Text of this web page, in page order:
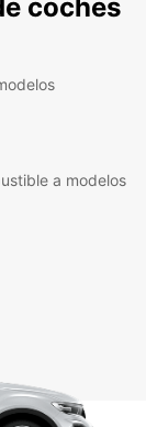
coches
a modelos